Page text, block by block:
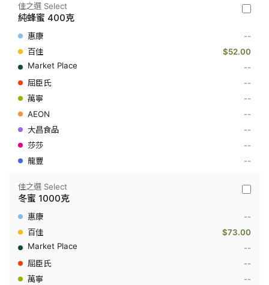
佳
-
蜂
克
佳之選 Select
純蜂蜜 400克
--
$52.00
--
--
--
--
--
--
--
佳
-
蜜
佳之選 Select
冬蜜 1000克
--
$73.00
--
--
--